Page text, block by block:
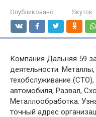
Опубликовано: Якутск
Компания Дальняя 59
деятельности:
техобслуживание
автомобиля, Развал,
Металлообработка.
точный адрес